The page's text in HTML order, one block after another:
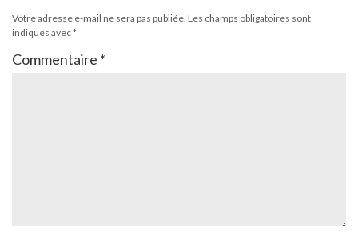
Votre adresse e-mail ne sera pas publiée. Les champs obligatoires sont
indiqués avec*
Commentaire *